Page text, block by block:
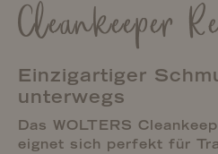
Cleankeeper
Einzigartiger
unterwegs
Das WOLTERS
eignet sich perfekt für